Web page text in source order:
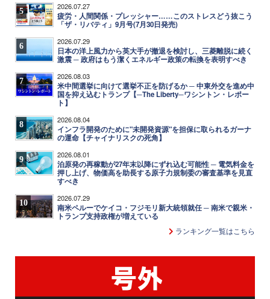
5 2026.07.27
疲労・人間関係・プレッシャー……このストレスどう抜こう
「ザ・リバティ」9月号(7月30日発売)
6 2026.07.29
日本の洋上風力から英大手が撤退を検討し、三菱離脱に続く
激震 ─ 政府はもう潔くエネルギー政策の転換を表明すべき
7 2026.08.03
米中間選挙に向けて選挙不正を防げるか ─ 中東外交を進め中
国を抑え込むトランプ【─The Liberty─ワシントン・レポー
ト】
8 2026.08.04
インフラ開発のために"未開発資源"を担保に取られるガーナ
の運命【チャイナリスクの死角】
9 2026.08.01
泊原発の再稼動が27年末以降にずれ込む可能性 ─ 電気料金を
押し上げ、物価高を助長する原子力規制委の審査基準を見直
すべき
10 2026.07.29
南米ペルーでケイコ・フジモリ新大統領就任 ─ 南米で親米・
トランプ支持政権が増えている
ランキング一覧はこちら